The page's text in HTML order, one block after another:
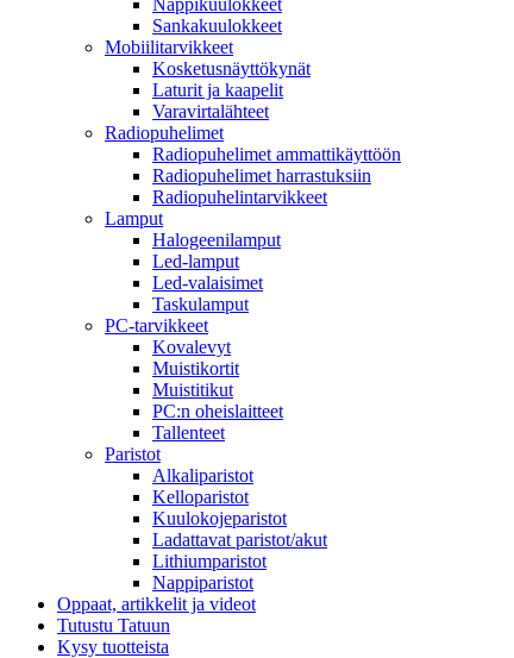
Nappikuulokkeet
Sankakuulokkeet
Mobiilitarvikkeet
Kosketusnäyttökynät
Laturit ja kaapelit
Varavirtalähteet
Radiopuhelimet
Radiopuhelimet ammattikäyttöön
Radiopuhelimet harrastuksiin
Radiopuhelintarvikkeet
Lamput
Halogeenilamput
Led-lamput
Led-valaisimet
Taskulamput
PC-tarvikkeet
Kovalevyt
Muistikortit
Muistitikut
PC:n oheislaitteet
Tallenteet
Paristot
Alkaliparistot
Kelloparistot
Kuulokojeparistot
Ladattavat paristot/akut
Lithiumparistot
Nappiparistot
Oppaat, artikkelit ja videot
Tutustu Tatuun
Kysy tuotteista